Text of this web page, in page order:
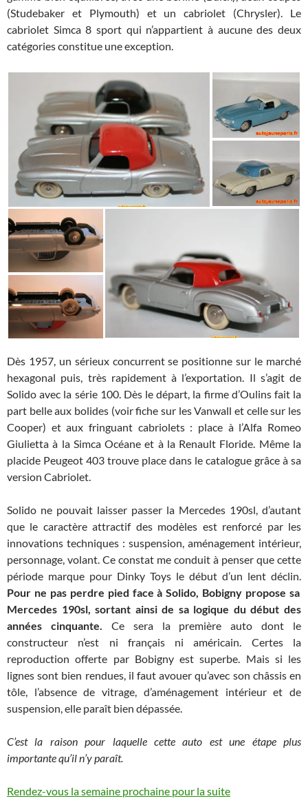
(Studebaker et Plymouth) et un cabriolet (Chrysler). Le
cabriolet Simca 8 sport qui n’appartient à aucune des deux
catégories constitue une exception.
Dès 1957, un sérieux concurrent se positionne sur le marché
hexagonal puis, très rapidement à l’exportation. Il s’agit de
Solido avec la série 100. Dès le départ, la firme d’Oulins fait la
part belle aux bolides (voir fiche sur les Vanwall et celle sur les
Cooper) et aux fringuant cabriolets : place à l’Alfa Romeo
Giulietta à la Simca Océane et à la Renault Floride. Même la
placide Peugeot 403 trouve place dans le catalogue grâce à sa
version Cabriolet.
Solido ne pouvait laisser passer la Mercedes 190sl, d’autant
que le caractère attractif des modèles est renforcé par les
innovations techniques : suspension, aménagement intérieur,
personnage, volant. Ce constat me conduit à penser que cette
période marque pour Dinky Toys le début d’un lent déclin.
Pour ne pas perdre pied face à Solido, Bobigny propose sa
Mercedes 190sl, sortant ainsi de sa logique du début des
années cinquante. Ce sera la première auto dont le
constructeur n’est ni français ni américain. Certes la
reproduction offerte par Bobigny est superbe. Mais si les
lignes sont bien rendues, il faut avouer qu’avec son châssis en
tôle, l’absence de vitrage, d’aménagement intérieur et de
suspension, elle paraît bien dépassée.
C’est la raison pour laquelle cette auto est une étape plus
importante qu’il n’y paraît.
Rendez-vous la semaine prochaine pour la suite